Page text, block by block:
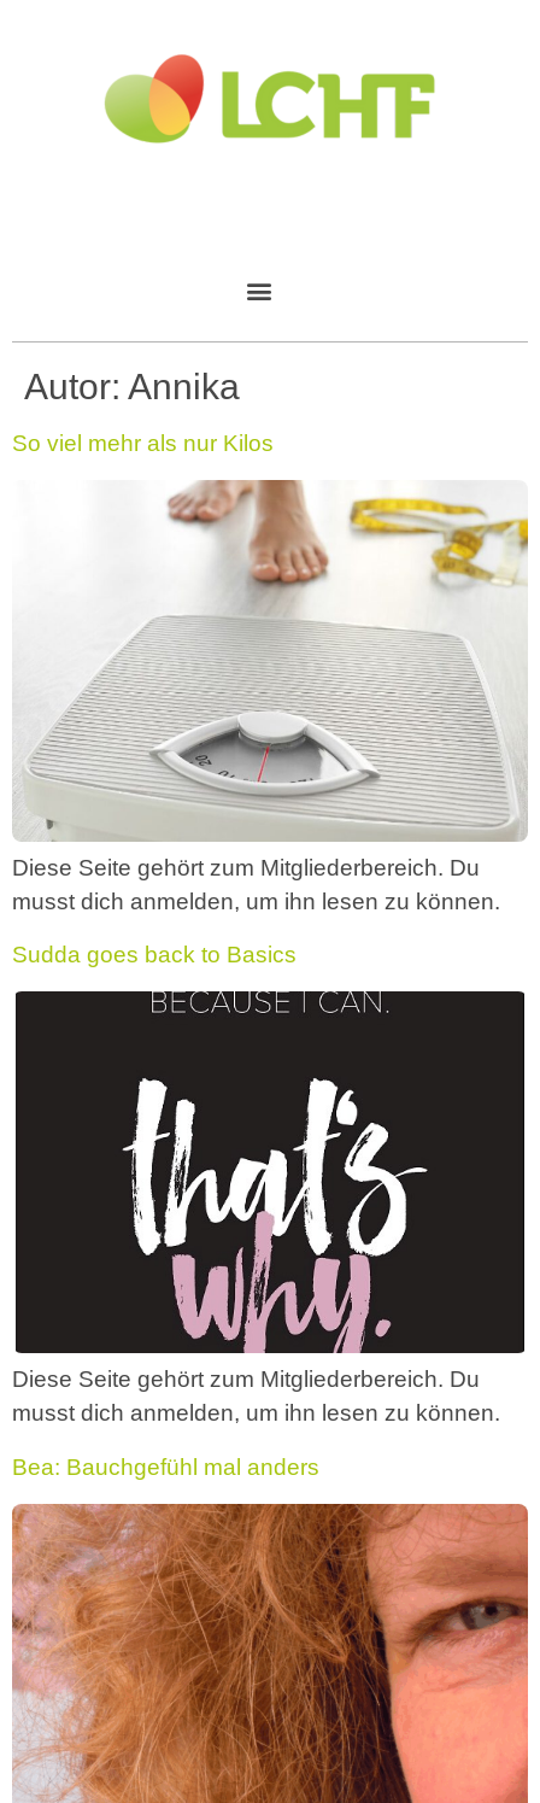
Autor: Annika
So viel mehr als nur Kilos
Diese Seite gehört zum Mitgliederbereich. Du
musst dich anmelden, um ihn lesen zu können.
Sudda goes back to Basics
Diese Seite gehört zum Mitgliederbereich. Du
musst dich anmelden, um ihn lesen zu können.
Bea: Bauchgefühl mal anders